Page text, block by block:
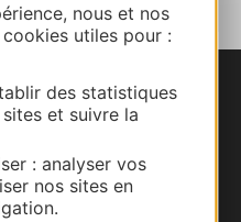
nous et nos
utiles pour :
des statistiques
et suivre la
: analyser vos
nos sites en